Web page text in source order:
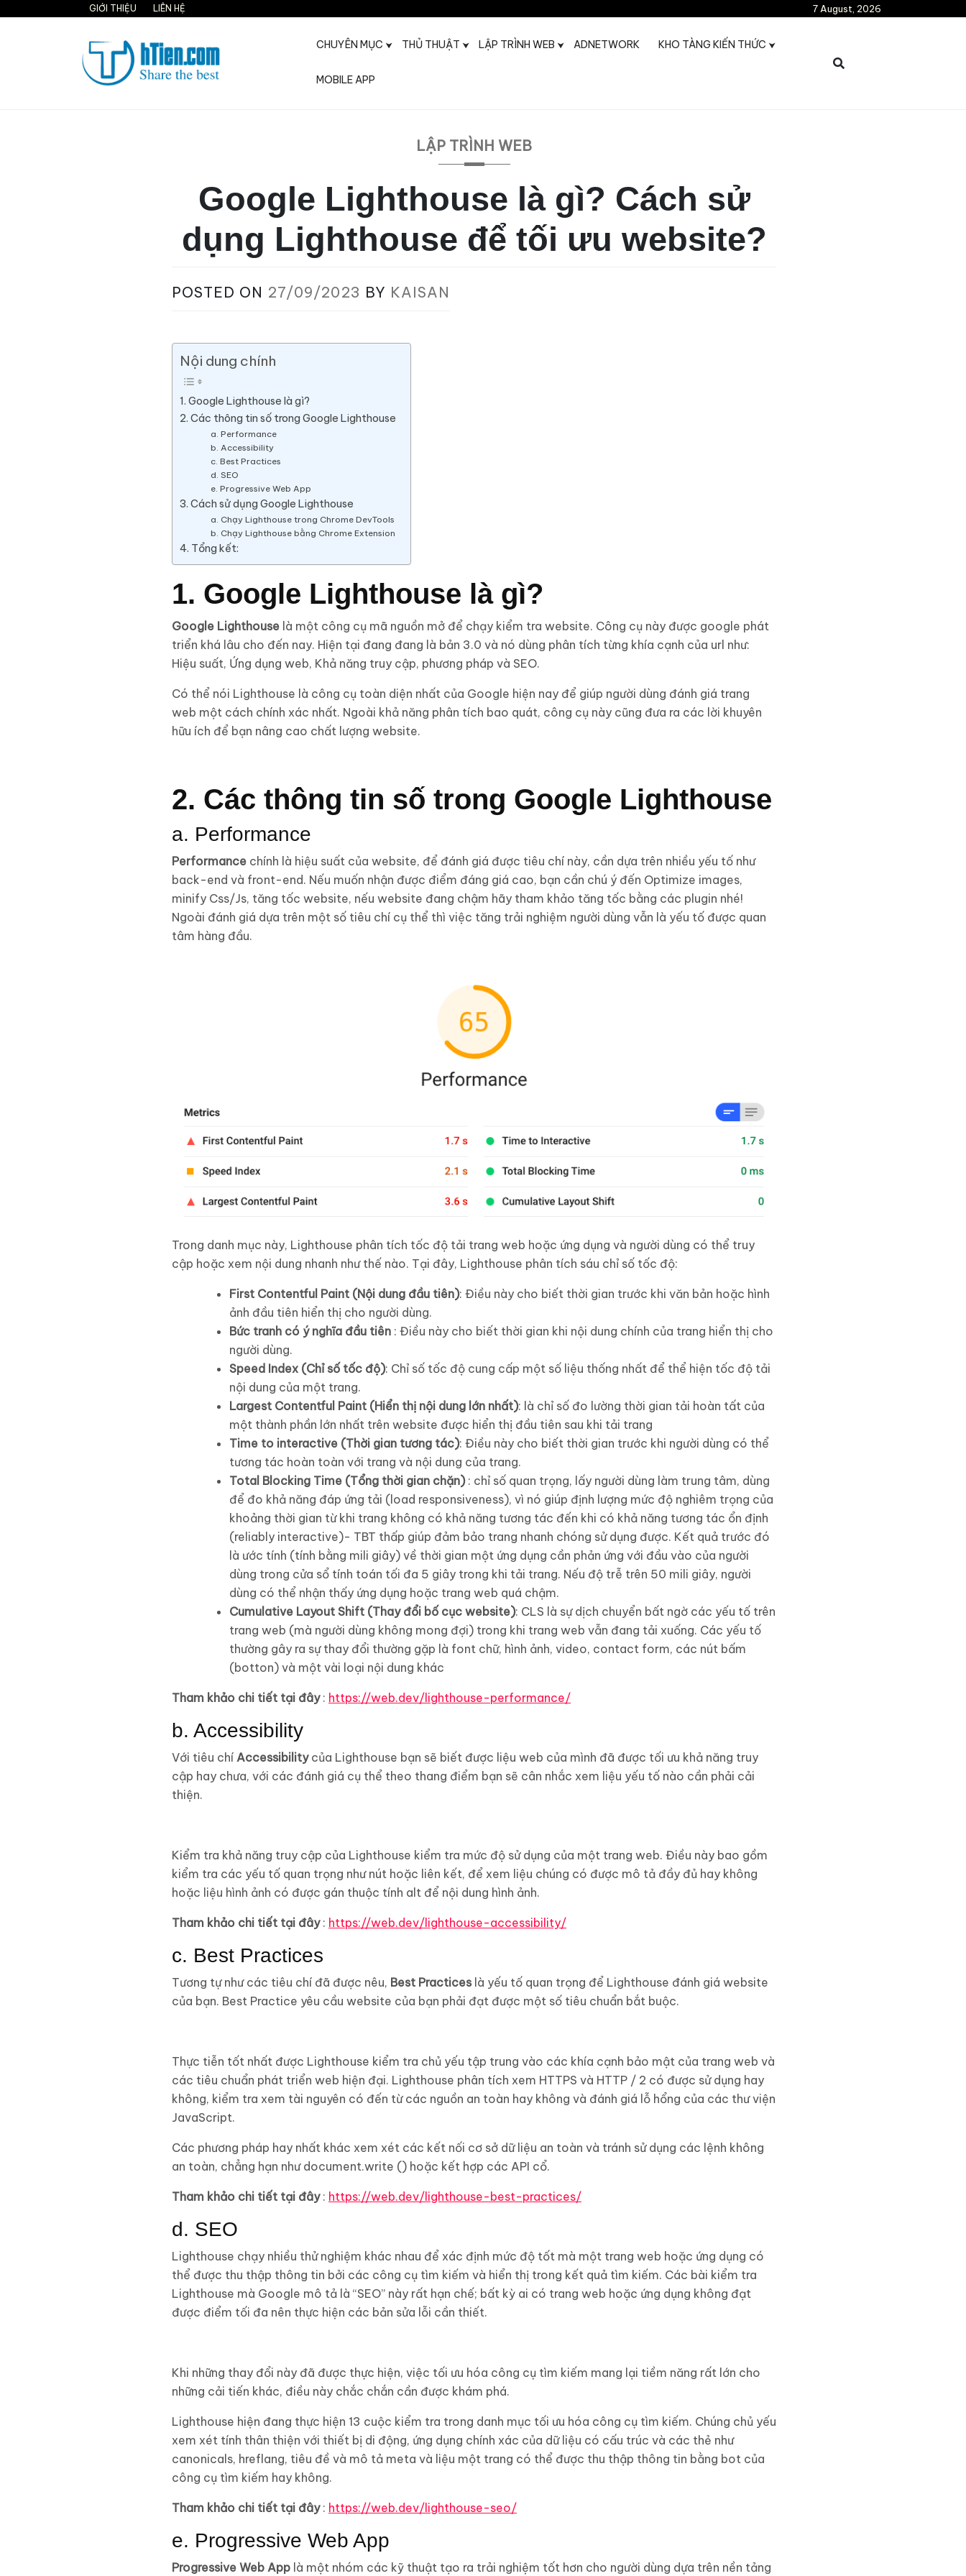
GIỚI THIỆU LIÊN HỆ 7 August, 2026
CHUYÊN MỤC THỦ THUẬT LẬP TRÌNH WEB ADNETWORK KHO TÀNG KIẾN THỨC
MOBILE APP
LẬP TRÌNH WEB
Google Lighthouse là gì? Cách sử
dụng Lighthouse để tối ưu website?
POSTED ON 27/09/2023 BY KAISAN
Nội dung chính
1. Google Lighthouse là gì?
2. Các thông tin số trong Google Lighthouse
a. Performance
b. Accessibility
c. Best Practices
d. SEO
e. Progressive Web App
3. Cách sử dụng Google Lighthouse
a. Chạy Lighthouse trong Chrome DevTools
b. Chạy Lighthouse bằng Chrome Extension
4. Tổng kết:
1. Google Lighthouse là gì?
Google Lighthouse là một công cụ mã nguồn mở để chạy kiểm tra website. Công cụ này được google phát
triển khá lâu cho đến nay. Hiện tại đang đang là bản 3.0 và nó dùng phân tích từng khía cạnh của url như:
Hiệu suất, Ứng dụng web, Khả năng truy cập, phương pháp và SEO.
Có thể nói Lighthouse là công cụ toàn diện nhất của Google hiện nay để giúp người dùng đánh giá trang
web một cách chính xác nhất. Ngoài khả năng phân tích bao quát, công cụ này cũng đưa ra các lời khuyên
hữu ích để bạn nâng cao chất lượng website.
2. Các thông tin số trong Google Lighthouse
a. Performance
Performance chính là hiệu suất của website, để đánh giá được tiêu chí này, cần dựa trên nhiều yếu tố như
back-end và front-end. Nếu muốn nhận được điểm đáng giá cao, bạn cần chú ý đến Optimize images,
minify Css/Js, tăng tốc website, nếu website đang chậm hãy tham khảo tăng tốc bằng các plugin nhé!
Ngoài đánh giá dựa trên một số tiêu chí cụ thể thì việc tăng trải nghiệm người dùng vẫn là yếu tố được quan
tâm hàng đầu.
Trong danh mục này, Lighthouse phân tích tốc độ tải trang web hoặc ứng dụng và người dùng có thể truy
cập hoặc xem nội dung nhanh như thế nào. Tại đây, Lighthouse phân tích sáu chỉ số tốc độ:
First Contentful Paint (Nội dung đầu tiên): Điều này cho biết thời gian trước khi văn bản hoặc hình
ảnh đầu tiên hiển thị cho người dùng.
Bức tranh có ý nghĩa đầu tiên : Điều này cho biết thời gian khi nội dung chính của trang hiển thị cho
người dùng.
Speed Index (Chỉ số tốc độ): Chỉ số tốc độ cung cấp một số liệu thống nhất để thể hiện tốc độ tải
nội dung của một trang.
Largest Contentful Paint (Hiển thị nội dung lớn nhất): là chỉ số đo lường thời gian tải hoàn tất của
một thành phần lớn nhất trên website được hiển thị đầu tiên sau khi tải trang
Time to interactive (Thời gian tương tác): Điều này cho biết thời gian trước khi người dùng có thể
tương tác hoàn toàn với trang và nội dung của trang.
Total Blocking Time (Tổng thời gian chặn) : chỉ số quan trọng, lấy người dùng làm trung tâm, dùng
để đo khả năng đáp ứng tải (load responsiveness), vì nó giúp định lượng mức độ nghiêm trọng của
khoảng thời gian từ khi trang không có khả năng tương tác đến khi có khả năng tương tác ổn định
(reliably interactive)- TBT thấp giúp đảm bảo trang nhanh chóng sử dụng được. Kết quả trước đó
là ước tính (tính bằng mili giây) về thời gian một ứng dụng cần phản ứng với đầu vào của người
dùng trong cửa sổ tính toán tối đa 5 giây trong khi tải trang. Nếu độ trễ trên 50 mili giây, người
dùng có thể nhận thấy ứng dụng hoặc trang web quá chậm.
Cumulative Layout Shift (Thay đổi bố cục website): CLS là sự dịch chuyển bất ngờ các yếu tố trên
trang web (mà người dùng không mong đợi) trong khi trang web vẫn đang tải xuống. Các yếu tố
thường gây ra sự thay đổi thường gặp là font chữ, hình ảnh, video, contact form, các nút bấm
(botton) và một vài loại nội dung khác
Tham khảo chi tiết tại đây : https://web.dev/lighthouse-performance/
b. Accessibility
Với tiêu chí Accessibility của Lighthouse bạn sẽ biết được liệu web của mình đã được tối ưu khả năng truy
cập hay chưa, với các đánh giá cụ thể theo thang điểm bạn sẽ cân nhắc xem liệu yếu tố nào cần phải cải
thiện.
Kiểm tra khả năng truy cập của Lighthouse kiểm tra mức độ sử dụng của một trang web. Điều này bao gồm
kiểm tra các yếu tố quan trọng như nút hoặc liên kết, để xem liệu chúng có được mô tả đầy đủ hay không
hoặc liệu hình ảnh có được gán thuộc tính alt để nội dung hình ảnh.
Tham khảo chi tiết tại đây : https://web.dev/lighthouse-accessibility/
c. Best Practices
Tương tự như các tiêu chí đã được nêu, Best Practices là yếu tố quan trọng để Lighthouse đánh giá website
của bạn. Best Practice yêu cầu website của bạn phải đạt được một số tiêu chuẩn bắt buộc.
Thực tiễn tốt nhất được Lighthouse kiểm tra chủ yếu tập trung vào các khía cạnh bảo mật của trang web và
các tiêu chuẩn phát triển web hiện đại. Lighthouse phân tích xem HTTPS và HTTP / 2 có được sử dụng hay
không, kiểm tra xem tài nguyên có đến từ các nguồn an toàn hay không và đánh giá lỗ hổng của các thư viện
JavaScript.
Các phương pháp hay nhất khác xem xét các kết nối cơ sở dữ liệu an toàn và tránh sử dụng các lệnh không
an toàn, chẳng hạn như document.write () hoặc kết hợp các API cổ.
Tham khảo chi tiết tại đây : https://web.dev/lighthouse-best-practices/
d. SEO
Lighthouse chạy nhiều thử nghiệm khác nhau để xác định mức độ tốt mà một trang web hoặc ứng dụng có
thể được thu thập thông tin bởi các công cụ tìm kiếm và hiển thị trong kết quả tìm kiếm. Các bài kiểm tra
Lighthouse mà Google mô tả là “SEO” này rất hạn chế; bất kỳ ai có trang web hoặc ứng dụng không đạt
được điểm tối đa nên thực hiện các bản sửa lỗi cần thiết.
Khi những thay đổi này đã được thực hiện, việc tối ưu hóa công cụ tìm kiếm mang lại tiềm năng rất lớn cho
những cải tiến khác, điều này chắc chắn cần được khám phá.
Lighthouse hiện đang thực hiện 13 cuộc kiểm tra trong danh mục tối ưu hóa công cụ tìm kiếm. Chúng chủ yếu
xem xét tính thân thiện với thiết bị di động, ứng dụng chính xác của dữ liệu có cấu trúc và các thẻ như
canonicals, hreflang, tiêu đề và mô tả meta và liệu một trang có thể được thu thập thông tin bằng bot của
công cụ tìm kiếm hay không.
Tham khảo chi tiết tại đây : https://web.dev/lighthouse-seo/
e. Progressive Web App
Progressive Web App là một nhóm các kỹ thuật tạo ra trải nghiệm tốt hơn cho người dùng dựa trên nền tảng